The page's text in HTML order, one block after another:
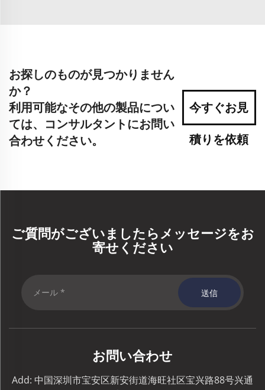
お探しのものが見つかりません
か？
利用可能なその他の製品につい
ては、コンサルタントにお問い
合わせください。
今すぐお見
積りを依頼
ご質問がございましたらメッセージをお
寄せください
送信
お問い合わせ
Add: 中国深圳市宝安区新安街道海旺社区宝兴路88号兴通